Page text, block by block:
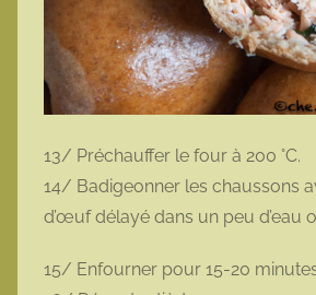
13/ Préchauffer le four à 200 °C.
14/ Badigeonner les chaussons
d’œuf délayé dans un peu d’eau
15/ Enfourner pour 15-20